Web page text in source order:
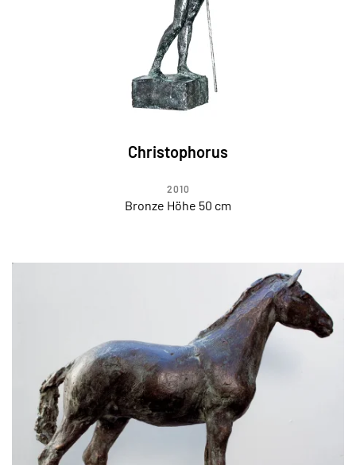
Christophorus
2010
Bronze Höhe 50 cm